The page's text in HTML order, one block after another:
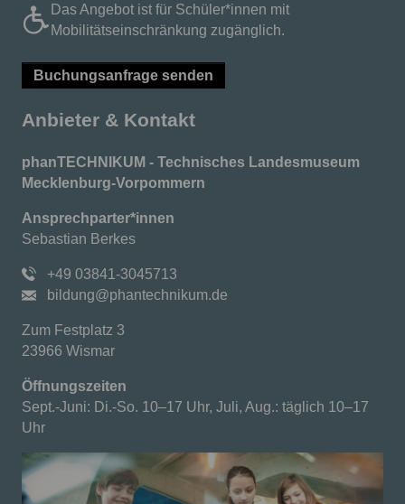
Das Angebot ist für Schüler*innen mit
Mobilitätseinschränkung zugänglich.
Buchungsanfrage senden
Anbieter & Kontakt
phanTECHNIKUM - Technisches Landesmuseum
Mecklenburg-Vorpommern
Ansprechparter*innen
Sebastian Berkes
+49 03841-3045713
bildung@phantechnikum.de
Zum Festplatz 3
23966 Wismar
Öffnungszeiten
Sept.-Juni: Di.-So. 10–17 Uhr, Juli, Aug.: täglich 10–17
Uhr